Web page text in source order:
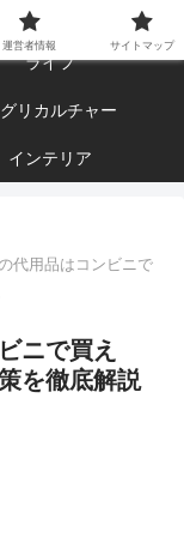
フ
ライフ
リカルチャー
インテリア
代用品はコンビニで
ニで買え
を徹底解説
運営者情報 サイトマップ